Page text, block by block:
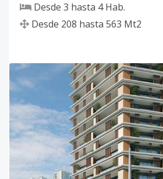
Desde 3 hasta 4Hab.
Desde 208 hasta 563 Mt2